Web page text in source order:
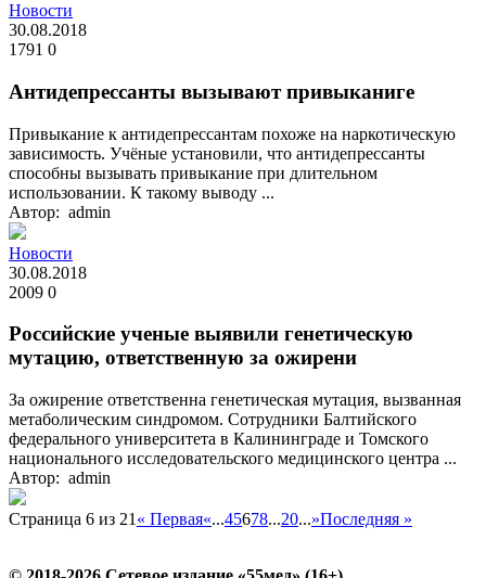
Новости
30.08.2018
1791 0
Антидепрессанты вызывают привыканиге
Привыкание к антидепрессантам похоже на наркотическую
зависимость. Учёные установили, что антидепрессанты
способны вызывать привыкание при длительном
использовании. К такому выводу ...
Автор: admin
Новости
30.08.2018
2009 0
Российские ученые выявили генетическую
мутацию, ответственную за ожирени
За ожирение ответственна генетическая мутация, вызванная
метаболическим синдромом. Сотрудники Балтийского
федерального университета в Калининграде и Томского
национального исследовательского медицинского центра ...
Автор: admin
Страница 6 из 21 « Первая«...45678...20...»Последняя »